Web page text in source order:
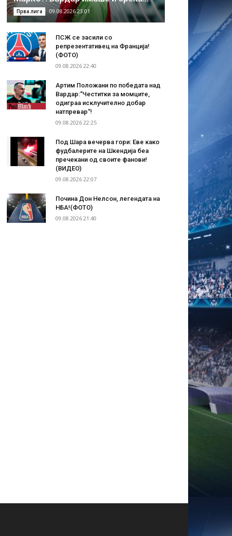
Прва лига 09.08.2026 23:01
ПСЖ се засили со
репрезентативец на Франција!
(ФОТО)
09.08.2026 22:40
Артим Положани по победата над
Вардар:“Честитки за момците,
одиграа исклучително добар
натпревар“!
09.08.2026 22:25
Под Шара вечерва гори: Еве како
фудбалерите на Шкендија беа
пречекани од своите фанови!
(ВИДЕО)
09.08.2026 22:07
Почина Дон Нелсон, легендата на
НБА!(ФОТО)
09.08.2026 21:40